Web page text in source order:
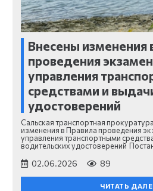
Внесены изменения
проведения
управления
средствами и
удостоверений
Сальская транспортная
изменения в Правила проведения
управления транспортными
водительских удостоверений
02.06.2026 89
ЧИТАТЬ